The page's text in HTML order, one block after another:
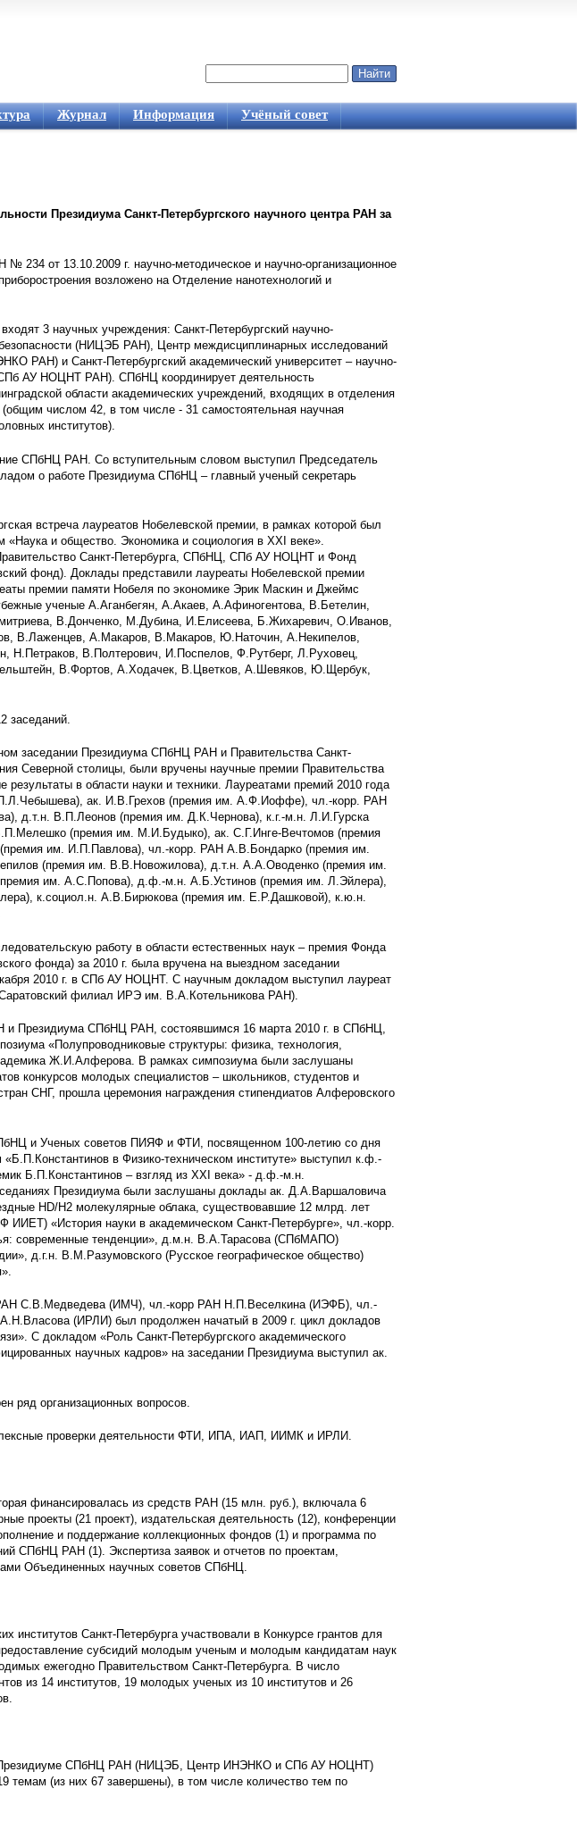
Форма поиска
Журнал Информация Учёный совет
Президиума Санкт-Петербургского научного центра РАН за
234 от 13.10.2009 г. научно-методическое и научно-организационное
возложено на Отделение нанотехнологий и
3 научных учреждения: Санкт-Петербургский научно-
безопасности (НИЦЭБ РАН), Центр междисциплинарных исследований
РАН) и Санкт-Петербургский академический университет – научно-
АУ НОЦНТ РАН). СПбНЦ координирует деятельность
области академических учреждений, входящих в отделения
числом 42, в том числе - 31 самостоятельная научная
институтов).
СПбНЦ РАН. Со вступительным словом выступил Председатель
о работе Президиума СПбНЦ – главный ученый секретарь
встреча лауреатов Нобелевской премии, в рамках которой был
и общество. Экономика и социология в ХХI веке».
Санкт-Петербурга, СПбНЦ, СПб АУ НОЦНТ и Фонд
фонд). Доклады представили лауреаты Нобелевской премии
премии памяти Нобеля по экономике Эрик Маскин и Джеймс
ученые А.Аганбегян, А.Акаев, А.Афиногентова, В.Бетелин,
В.Донченко, М.Дубина, И.Елисеева, Б.Жихаревич, О.Иванов,
В.Лаженцев, А.Макаров, В.Макаров, Ю.Наточин, А.Некипелов,
Н.Петраков, В.Полтерович, И.Поспелов, Ф.Рутберг, Л.Руховец,
В.Фортов, А.Ходачек, В.Цветков, А.Шевяков, Ю.Щербук,
заседаний.
заседании Президиума СПбНЦ РАН и Правительства Санкт-
Северной столицы, были вручены научные премии Правительства
в области науки и техники. Лауреатами премий 2010 года
ак. И.В.Грехов (премия им. А.Ф.Иоффе), чл.-корр. РАН
д.т.н. В.П.Леонов (премия им. Д.К.Чернова), к.г.-м.н. Л.И.Гурска
(премия им. М.И.Будыко), ак. С.Г.Инге-Вечтомов (премия
им. И.П.Павлова), чл.-корр. РАН А.В.Бондарко (премия им.
(премия им. В.В.Новожилова), д.т.н. А.А.Оводенко (премия им.
им. А.С.Попова), д.ф.-м.н. А.Б.Устинов (премия им. Л.Эйлера),
к.социол.н. А.В.Бирюкова (премия им. Е.Р.Дашковой), к.ю.н.
работу в области естественных наук – премия Фонда
фонда) за 2010 г. была вручена на выездном заседании
2010 г. в СПб АУ НОЦНТ. С научным докладом выступил лауреат
филиал ИРЭ им. В.А.Котельникова РАН).
и Президиума СПбНЦ РАН, состоявшимся 16 марта 2010 г. в СПбНЦ,
«Полупроводниковые структуры: физика, технология,
Ж.И.Алферова. В рамках симпозиума были заслушаны
конкурсов молодых специалистов – школьников, студентов и
СНГ, прошла церемония награждения стипендиатов Алферовского
и Ученых советов ПИЯФ и ФТИ, посвященном 100-летию со дня
в Физико-техническом институте» выступил к.ф.-
Б.П.Константинов – взгляд из XXI века» - д.ф.-м.н.
Президиума были заслушаны доклады ак. Д.А.Варшаловича
HD/H2 молекулярные облака, существовавшие 12 млрд. лет
«История науки в академическом Санкт-Петербурге», чл.-корр.
современные тенденции», д.м.н. В.А.Тарасова (СПбМАПО)
д.г.н. В.М.Разумовского (Русское географическое общество)
С.В.Медведева (ИМЧ), чл.-корр РАН Н.П.Веселкина (ИЭФБ), чл.-
(ИРЛИ) был продолжен начатый в 2009 г. цикл докладов
С докладом «Роль Санкт-Петербургского академического
научных кадров» на заседании Президиума выступил ак.
ряд организационных вопросов.
проверки деятельности ФТИ, ИПА, ИАП, ИИМК и ИРЛИ.
финансировалась из средств РАН (15 млн. руб.), включала 6
проекты (21 проект), издательская деятельность (12), конференции
и поддержание коллекционных фондов (1) и программа по
СПбНЦ РАН (1). Экспертиза заявок и отчетов по проектам,
Объединенных научных советов СПбНЦ.
институтов Санкт-Петербурга участвовали в Конкурсе грантов для
субсидий молодым ученым и молодым кандидатам наук
ежегодно Правительством Санкт-Петербурга. В число
из 14 институтов, 19 молодых ученых из 10 институтов и 26
Президиуме СПбНЦ РАН (НИЦЭБ, Центр ИНЭНКО и СПб АУ НОЦНТ)
темам (из них 67 завершены), в том числе количество тем по